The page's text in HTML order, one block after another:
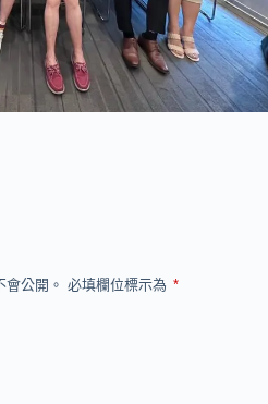
公開。 必填欄位標示為 *